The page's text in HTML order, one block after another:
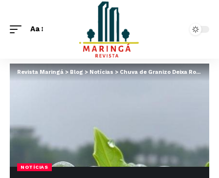
Aa
Revista Maringá>Blog>Notícias>Chuva de Granizo Deixa Rodovia Coberta de Gelo no Paraná
NOTÍCIAS